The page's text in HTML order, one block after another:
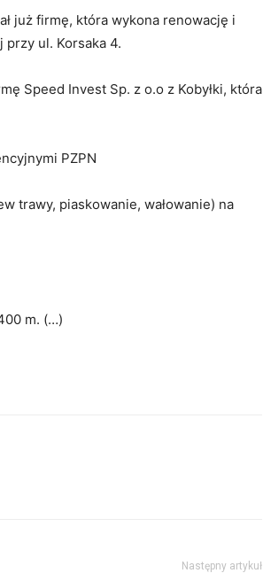
już firmę, która wykona renowację i
ul. Korsaka 4.
Speed Invest Sp. z o.o z Kobyłki, która
PZPN
trawy, piaskowanie, wałowanie) na
m. (…)
Następny artykuł